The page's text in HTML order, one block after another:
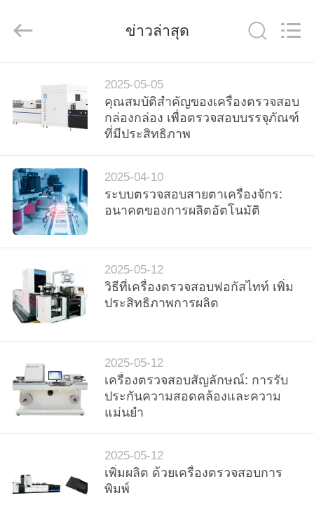
สินค้า
เกี่ยว
กับ
เรา
ทัวร์
โรงงาน
ควบคุม
คุณภาพ
ติดต่อ
Technology
Co.,Ltd.
Reserved.
ข่าวล่าสุด
2025-05-05
คุณสมบัติสําคัญของเครื่องตรวจสอบ
กล่องกล่อง เพื่อตรวจสอบบรรจุภัณฑ์
ที่มีประสิทธิภาพ
2025-04-10
ระบบตรวจสอบสายตาเครื่องจักร:
อนาคตของการผลิตอัตโนมัติ
2025-05-12
วิธีที่เครื่องตรวจสอบฟอกัสไทท์ เพิ่ม
ประสิทธิภาพการผลิต
2025-05-12
เครื่องตรวจสอบสัญลักษณ์: การรับ
ประกันความสอดคล้องและความ
แม่นยํา
2025-05-12
เพิ่มผลิต ด้วยเครื่องตรวจสอบการ
พิมพ์